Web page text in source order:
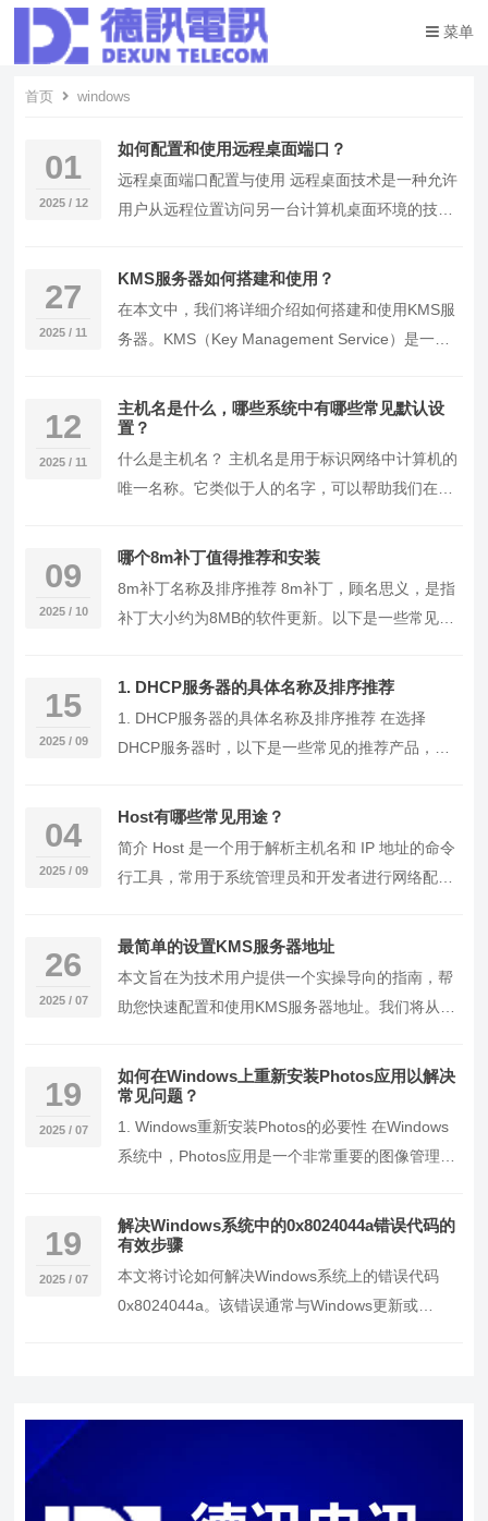
菜单
首页 windows
01
2025 / 12
如何配置和使用远程桌面端口？
远程桌面端口配置与使用 远程桌面技术是一种允许
用户从远程位置访问另一台计算机桌面环境的技
RDP（…
27
2025 / 11
KMS服务器如何搭建和使用？
在本文中，我们将详细介绍如何搭建和使用KMS服
务器。KMS（Key Management Service）是一种
12
2025 / 11
主机名是什么，哪些系统中有哪些常见默认设
置？
什么是主机名？ 主机名是用于标识网络中计算机的
唯一名称。它类似于人的名字，可以帮助我们在网
字和连…
09
2025 / 10
哪个8m补丁值得推荐和安装
8m补丁名称及排序推荐 8m补丁，顾名思义，是指
补丁大小约为8MB的软件更新。以下是一些常见的
15
2025 / 09
1. DHCP服务器的具体名称及排序推荐
1. DHCP服务器的具体名称及排序推荐 在选择
DHCP服务器时，以下是一些常见的推荐产品，根
04
2025 / 09
Host有哪些常见用途？
简介 Host 是一个用于解析主机名和 IP 地址的命令
行工具，常用于系统管理员和开发者进行网络配置
26
2025 / 07
最简单的设置KMS服务器地址
本文旨在为技术用户提供一个实操导向的指南，帮
助您快速配置和使用KMS服务器地址。我们将从背
键命令…
19
2025 / 07
如何在Windows上重新安装Photos应用以解决
常见问题？
1. Windows重新安装Photos的必要性 在Windows
系统中，Photos应用是一个非常重要的图像管理和
19
2025 / 07
解决Windows系统中的0x8024044a错误代码的
有效步骤
本文将讨论如何解决Windows系统上的错误代码
0x8024044a。该错误通常与Windows更新或